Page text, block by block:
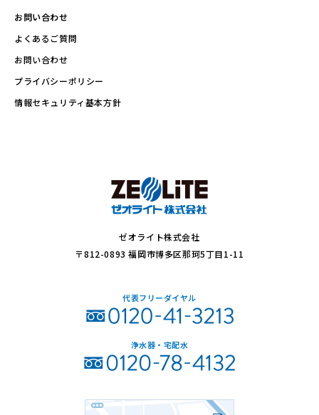
お問い合わせ
よくあるご質問
お問い合わせ
プライバシーポリシー
情報セキュリティ基本方針
ゼオライト株式会社
〒812-0893 福岡市博多区那珂5丁目1-11
代表フリーダイヤル
浄水器・宅配水